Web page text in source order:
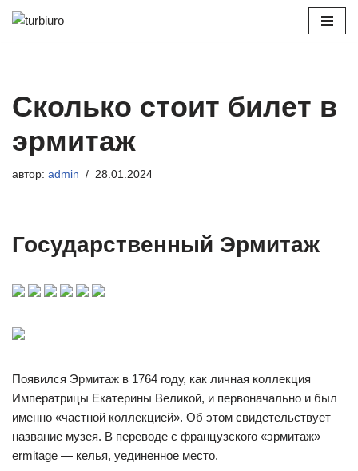
Сколько стоит билет в
эрмитаж
автор: admin 28.01.2024
Государственный Эрмитаж
Появился Эрмитаж в 1764 году, как личная коллекция
Императрицы Екатерины Великой, и первоначально и был
именно «частной коллекцией». Об этом свидетельствует
название музея. В переводе с французского «эрмитаж» —
ermitage — келья, уединенное место.